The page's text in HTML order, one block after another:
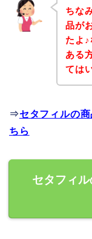
ちな
品が
たよ
ある
ては
⇒セタフィルの
ちら
セタフィ